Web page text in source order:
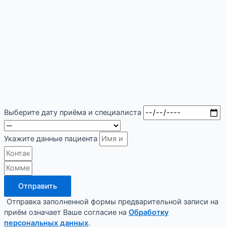
Выберите дату приёма и специалиста
Укажите данные пациента
Отправить
Отправка заполненной формы предварительной записи на
приём означает Ваше согласие на Обработку
персональных данных.